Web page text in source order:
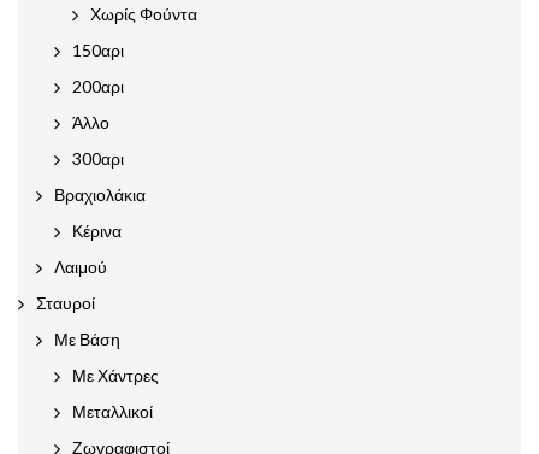
Χωρίς Φούντα
150αρι
200αρι
Άλλο
300αρι
Βραχιολάκια
Κέρινα
Λαιμού
Σταυροί
Με Βάση
Με Χάντρες
Μεταλλικοί
Ζωγραφιστοί